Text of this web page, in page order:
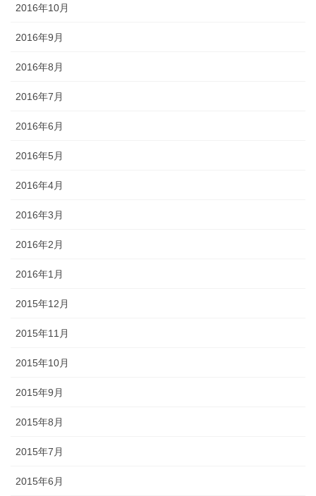
2016年10月
2016年9月
2016年8月
2016年7月
2016年6月
2016年5月
2016年4月
2016年3月
2016年2月
2016年1月
2015年12月
2015年11月
2015年10月
2015年9月
2015年8月
2015年7月
2015年6月